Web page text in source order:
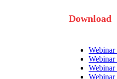
Download
Webinar
Webinar
Webinar
Webinar